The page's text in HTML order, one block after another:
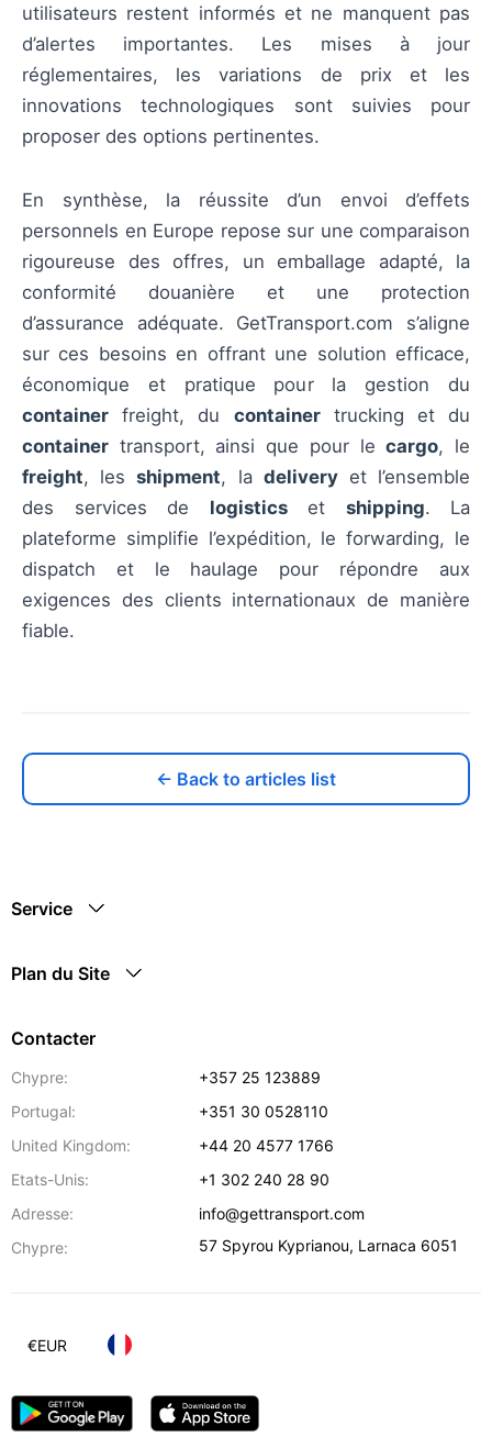
utilisateurs restent informés et ne manquent pas
d’alertes importantes. Les mises à jour
réglementaires, les variations de prix et les
innovations technologiques sont suivies pour
proposer des options pertinentes.
En synthèse, la réussite d’un envoi d’effets
personnels en Europe repose sur une comparaison
rigoureuse des offres, un emballage adapté, la
conformité douanière et une protection
d’assurance adéquate. GetTransport.com s’aligne
sur ces besoins en offrant une solution efficace,
économique et pratique pour la gestion du
container freight, du containertrucking et du
container transport, ainsi que pour lecargo, le
freight, lesshipment, la deliveryet l’ensemble
des services de logisticset shipping. La
plateforme simplifie l’expédition, le forwarding, le
dispatch et le haulage pour répondre aux
exigences des clients internationaux de manière
fiable.
← Back to articles list
Service
Plan du Site
Contacter
Chypre:
+357 25 123889
Portugal:
+351 30 0528110
United Kingdom:
+44 20 4577 1766
Etats-Unis:
+1 302 240 28 90
Adresse:
info@gettransport.com
Chypre:
57 Spyrou Kyprianou, Larnaca 6051
€EUR